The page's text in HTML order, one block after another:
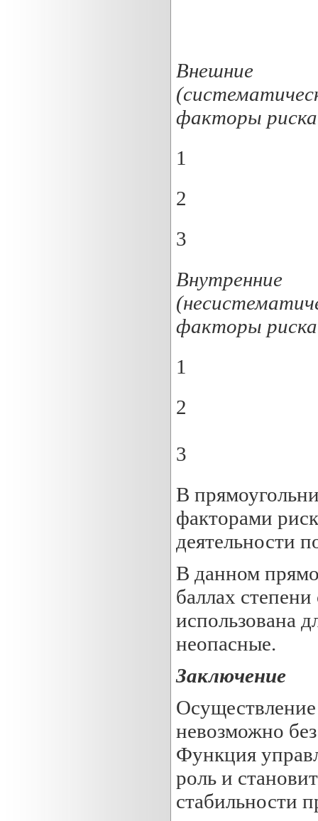
Внешние
(
факторы риска
1
2
3
Внутренние
(
факторы риска
1
2
3
В
факторами
деятельности
В данном
баллах
использована
неопасные.
Заключение
невозможно
Функция
роль и
стабильности